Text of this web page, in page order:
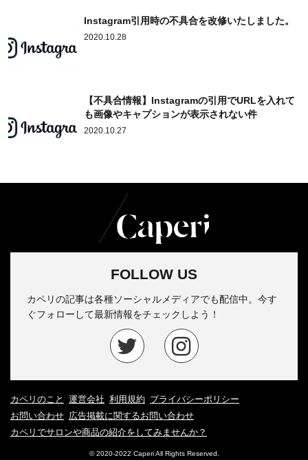
Instagram引用時の不具合を改修いたしました。
2020.10.28
【不具合情報】Instagramの引用でURLを入れて
も画像やキャプションが表示されない件
2020.10.27
FOLLOW US
カペリの記事は各種ソーシャルメディアでも配信中。今す
ぐフォローして最新情報をチェックしよう！
カペリのこと 運営会社 利用規約 プライバシーポリシー
お問い合わせ 広告掲載に関するお問い合わせ
カペリでサロンや商品の紹介をしてみませんか？
© 2020-2022 Caperi All Rights Reserved.